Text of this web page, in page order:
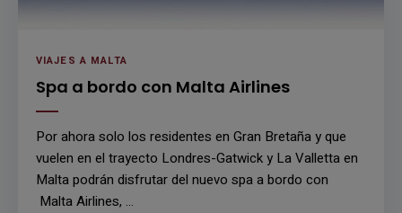
VIAJES A MALTA
Spa a bordo con Malta Airlines
Por ahora solo los residentes en Gran Bretaña y que
vuelen en el trayecto Londres-Gatwick y La Valletta en
Malta podrán disfrutar del nuevo spa a bordo con
Malta Airlines, …